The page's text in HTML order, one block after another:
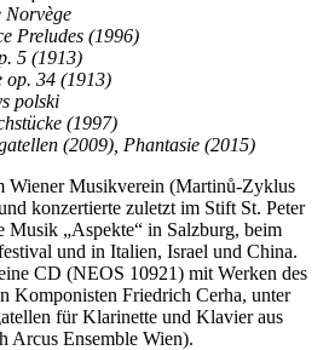
Norvège
Preludes (1996)
5 (1913)
op. 34 (1913)
polski
(1997)
(2009), Phantasie (2015)
Wiener Musikverein (Martinů-Zyklus
konzertierte zuletzt im Stift St. Peter
Musik „Aspekte“ in Salzburg, beim
und in Italien, Israel und China.
CD (NEOS 10921) mit Werken des
Komponisten Friedrich Cerha, unter
für Klarinette und Klavier aus
Arcus Ensemble Wien).